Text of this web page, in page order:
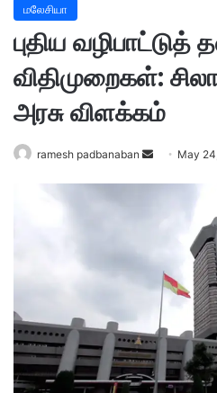
மலேசியா
புதிய
விதிமுறைகள்:
அரசு விளக்கம்
ramesh padbanaban
m
a
i
l
May